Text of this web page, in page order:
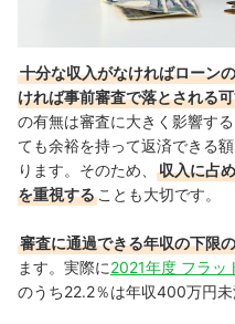
十分な収入がなければローン
ければ事前審査で落とされる
の有無は審査に大きく影響する
ても余裕を持って返済できる
ります。そのため、
収入に占
を重視する ことも大切です。
審査に通過できる年収の下限
ます。実際に2021年度 フラッ
のうち22.2％は年収400万円未